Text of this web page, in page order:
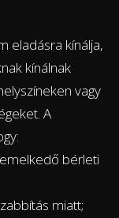
eladásra kínálja,
kínálnak
vagy
A
bérleti
miatt;